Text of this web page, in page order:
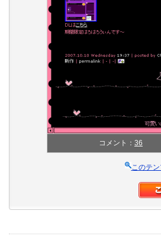
コメント： 36
このテ